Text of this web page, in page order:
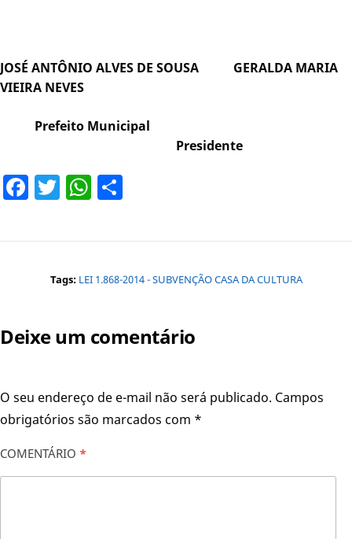
JOSÉ ANTÔNIO ALVES DE SOUSA GERALDA MARIA
VIEIRA NEVES
Prefeito Municipal
Presidente
Facebook
TwitterWhatsApp
Tags: LEI 1.868-2014 - SUBVENÇÃO CASA DA CULTURA
Deixe um comentário
O seu endereço de e-mail não será publicado. Campos
obrigatórios são marcados com *
COMENTÁRIO *